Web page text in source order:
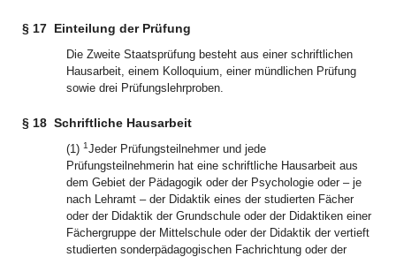
§ 17 Einteilung der Prüfung
Die Zweite Staatsprüfung besteht aus einer schriftlichen
Hausarbeit, einem Kolloquium, einer mündlichen Prüfung
sowie drei Prüfungslehrproben.
§ 18 Schriftliche Hausarbeit
(1) 1Jeder Prüfungsteilnehmer und jede
Prüfungsteilnehmerin hat eine schriftliche Hausarbeit aus
dem Gebiet der Pädagogik oder der Psychologie oder – je
nach Lehramt – der Didaktik eines der studierten Fächer
oder der Didaktik der Grundschule oder der Didaktiken einer
Fächergruppe der Mittelschule oder der Didaktik der vertieft
studierten sonderpädagogischen Fachrichtung oder der